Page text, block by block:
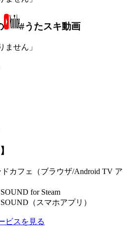
#うたスキ動画
ません」
カフェ（ブラウザ/Android TV ア
for Steam
（スマホアプリ）
ビスを見る